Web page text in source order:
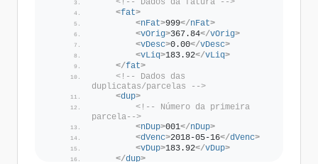
<fat>
<nFat>999</nFat>
<vOrig>367.84</vOrig>
<vDesc>0.00</vDesc>
<vLiq>183.92</vLiq>
</fat>
<!-- Dados das
duplicatas/parcelas -->
<dup>
<!-- Número da primeira
parcela-->
<nDup>001</nDup>
<dVenc>2018-05-16</dVenc>
<vDup>183.92</vDup>
</dup>